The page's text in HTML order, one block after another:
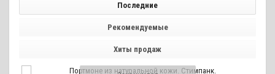
Последние
Рекомендуемые
Хиты продаж